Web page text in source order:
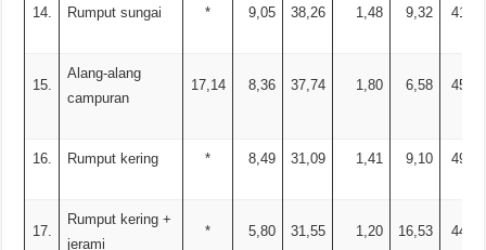
14. Rumput sungai * 9,05 38,26 1,48 9,32 41,89
15.
Alang-alang
campuran
17,14 8,36 37,74 1,80 6,58 45,52
16. Rumput kering * 8,49 31,09 1,41 9,10 49,91
17.
Rumput kering +
jerami
* 5,80 31,55 1,20 16,53 44,92